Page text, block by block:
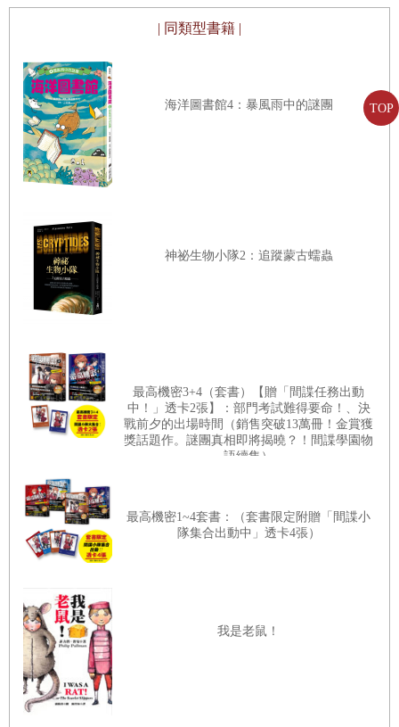
TOP
等到布萊恩離得夠遠之後，他才啟動引擎，頭也不回地起飛而去。
布萊恩立刻走到湖岸，把獨木舟拽上草坪，打理一下裝備。他將所有
鬆動的東西都繫上橫柱，綁到獨木舟上，用防水布通通蓋起來，只留
下弓和箭袋在外頭。就算落水或者獨木舟翻掉，他也不會損失所有行
李。布萊恩張了張弓，確認弓弦穩當地扣在兩端，然後把弓放在防水
布上觸手可及的地方。雖然沒有紮緊，但是弓箭都會浮在水上，即使
天氣很熱，布萊恩換上短褲，脫掉T恤，捲起來塞到防水布下頭。救
生衣就在手邊，但他靠著岸邊移動，水深不過及腰，然後接到一條小
溪。他實在不太想穿上救生衣。這樣子似乎不太安全，但是陽光灑在
深的河裡就會穿上了。他把帽子也脫了，捲起來擺到背包的側袋裡
頭。一如往常，眾多的蒼蠅蚊子襲來，但是獨木舟從底部，的罐子裡
不時散出煙霧，一陣一陣，把蚊蟲趕到岸上。
布萊恩不慌不忙。他認為自己或許再也不必心急，於是轉眼間就投入
他時而念及的樹林歲月。在樹林裡，不是要去弄清楚發生了什麼事，
或者發生在哪裡。他常常想起以前見過的那一匹狼，牠穿過樹林，眼
觀四面、耳聽八方，從從容容地，不放過任何細節。
布萊恩現在就是如此。樹葉搖曳、微風吹起、小鳥鳴啼。他緩緩地、
靜靜地呼吸，沿著湖岸，和緩地搖動船槳。他將一切盡收眼底，就和
過去一樣，完全融入樹林。以致於因為跳進獨木舟的鹿而大吃一驚
| 同類型書籍 |
海洋圖書館4：暴風雨中的謎團
神祕生物小隊2：追蹤蒙古蠕蟲
最高機密3+4（套書）【贈「間諜任務出動
中！」透卡2張】：部門考試難得要命！、決
戰前夕的出場時間（銷售突破13萬冊！金賞獲
獎話題作。謎團真相即將揭曉？！間諜學園物
語續集）
最高機密1~4套書：（套書限定附贈「間諜小
隊集合出動中」透卡4張）
我是老鼠！